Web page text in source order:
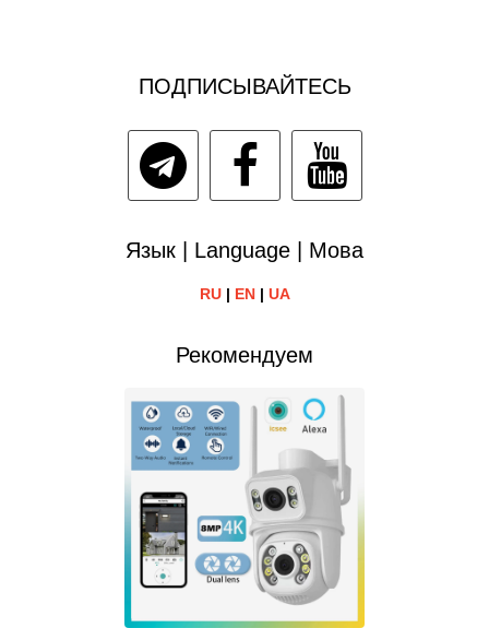
ПОДПИСЫВАЙТЕСЬ
Язык | Language | Мова
RU| EN| UA
Рекомендуем